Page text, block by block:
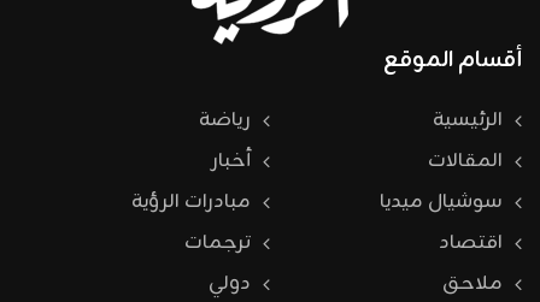
أقسام الموقع
الرئيسية
رياضة
المقالات
أخبار
سوشيال ميديا
مبادرات الرؤية
اقتصاد
ترجمات
ملاحق
دولي